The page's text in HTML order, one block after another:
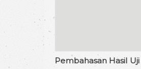
Pembahasan Hasil Uji